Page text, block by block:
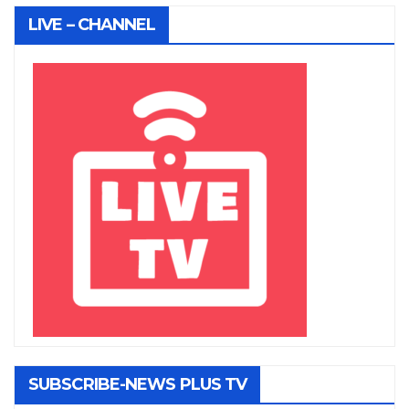
LIVE – CHANNEL
SUBSCRIBE-NEWS PLUS TV